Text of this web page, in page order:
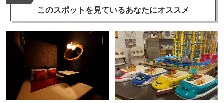
このスポットを見ているあなたにオススメ